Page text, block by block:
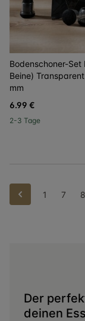
Bodenschoner-Set
Beine)
mm
6.99 €
2-3 Tage
Zurück1 7 8
Der
deinen